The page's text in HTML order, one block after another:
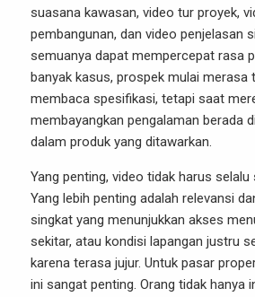
suasana kawasan, video tur proyek,
pembangunan, dan video penjelasan
semuanya dapat mempercepat rasa
banyak kasus, prospek mulai merasa
membaca spesifikasi, tetapi saat
membayangkan pengalaman berada
dalam produk yang ditawarkan.
Yang penting, video tidak harus
Yang lebih penting adalah relevansi
singkat yang menunjukkan akses
sekitar, atau kondisi lapangan justru
karena terasa jujur. Untuk pasar
ini sangat penting. Orang tidak hanya